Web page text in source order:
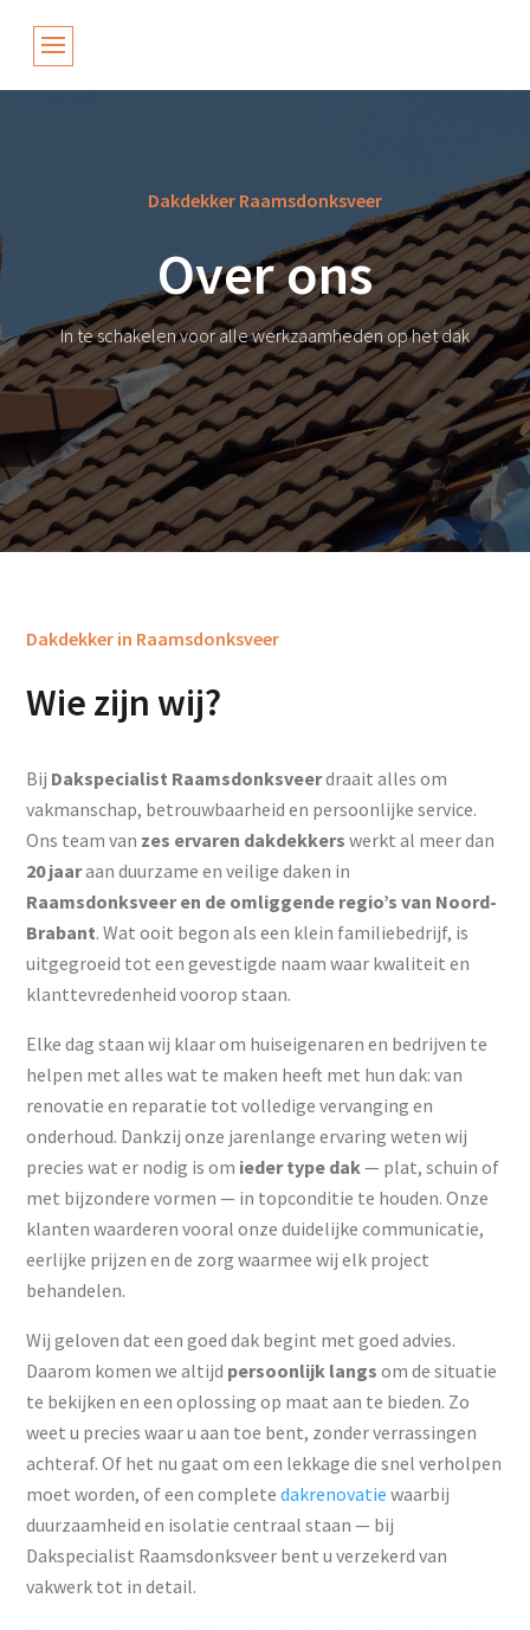
Dakdekker Raamsdonksveer
Over ons
In te schakelen voor alle werkzaamheden op het dak
Dakdekker in Raamsdonksveer
Wie zijn wij?
Bij Dakspecialist Raamsdonksveerdraait alles om
vakmanschap, betrouwbaarheid en persoonlijke service.
Ons team van zes ervaren dakdekkers werkt al meer dan
20 jaaraan duurzame en veilige daken in
Raamsdonksveer en de omliggende regio’s van Noord-
Brabant. Wat ooit begon als een klein familiebedrijf, is
uitgegroeid tot een gevestigde naam waar kwaliteit en
klanttevredenheid voorop staan.
Elke dag staan wij klaar om huiseigenaren en bedrijven te
helpen met alles wat te maken heeft met hun dak: van
renovatie en reparatie tot volledige vervanging en
onderhoud. Dankzij onze jarenlange ervaring weten wij
precies wat er nodig is om ieder type dak— plat, schuin of
met bijzondere vormen — in topconditie te houden. Onze
klanten waarderen vooral onze duidelijke communicatie,
eerlijke prijzen en de zorg waarmee wij elk project
behandelen.
Wij geloven dat een goed dak begint met goed advies.
Daarom komen we altijd persoonlijk langs om de situatie
te bekijken en een oplossing op maat aan te bieden. Zo
weet u precies waar u aan toe bent, zonder verrassingen
achteraf. Of het nu gaat om een lekkage die snel verholpen
moet worden, of een completedakrenovatie waarbij
duurzaamheid en isolatie centraal staan — bij
Dakspecialist Raamsdonksveer bent u verzekerd van
vakwerk tot in detail.